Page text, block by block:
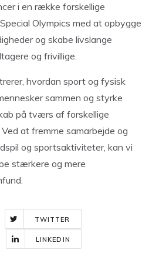
i en række forskellige
Olympics med at opbygge
og skabe livslange
og frivillige.
hvordan sport og fysisk
sammen og styrke
på tværs af forskellige
at fremme samarbejde og
og sportsaktiviteter, kan vi
stærkere og mere
TWITTER
LINKEDIN